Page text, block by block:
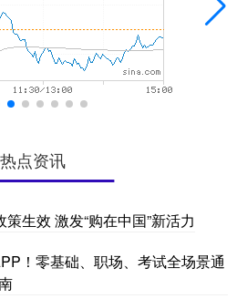
热点资讯
生效 激发“购在中国”新活力
！零基础、职场、考试全场景通